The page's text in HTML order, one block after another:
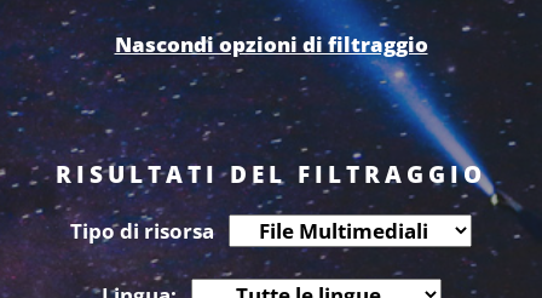
Nascondi opzioni di filtraggio
RISULTATI DEL FILTRAGGIO
Tipo di risorsa